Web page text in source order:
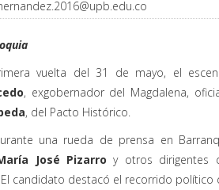
vuelta del 31 de mayo, el
, exgobernador del Magdalena,
, del Pacto Histórico.
una rueda de prensa en
José Pizarro y otros dirigentes
candidato destacó el recorrido político